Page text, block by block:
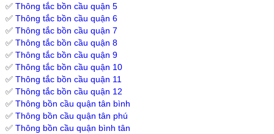
✅ Thông tắc bồn cầu quận 5
✅ Thông tắc bồn cầu quận 6
✅ Thông tắc bồn cầu quận 7
✅ Thông tắc bồn cầu quận 8
✅ Thông tắc bồn cầu quận 9
✅ Thông tắc bồn cầu quận 10
✅ Thông tắc bồn cầu quận 11
✅ Thông tắc bồn cầu quận 12
✅ Thông bồn cầu quận tân bình
✅ Thông bồn cầu quận tân phú
✅ Thông bồn cầu quận bình tân